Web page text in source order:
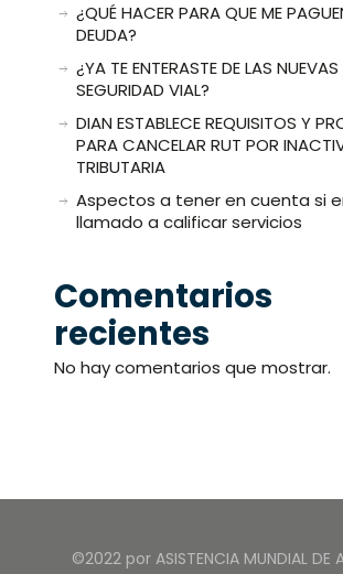
¿QUÉ HACER PARA QUE ME
DEUDA?
¿YA TE ENTERASTE DE LAS NUEVAS
SEGURIDAD VIAL?
DIAN ESTABLECE REQUISITOS Y
PARA CANCELAR RUT POR
TRIBUTARIA
Aspectos a tener en cuenta si
llamado a calificar servicios
Comentarios
recientes
No hay comentarios que mostrar.
©2022 por ASISTENCIA MUNDIAL DE